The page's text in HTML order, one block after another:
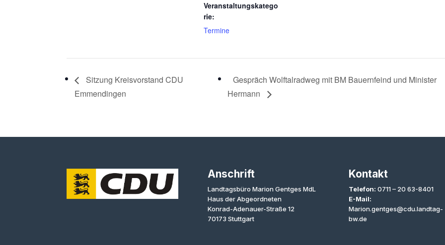
Veranstaltungskatego
rie:
Termine
Sitzung Kreisvorstand CDU
Emmendingen
Gespräch Wolftalradweg mit BM Bauernfeind und Minister
Hermann
Anschrift
Landtagsbüro Marion Gentges MdL
Haus der Abgeordneten
Konrad-Adenauer-Straße 12
70173 Stuttgart
Kontakt
Telefon: 0711 – 20 63-8401
E-Mail:
Marion.gentges@cdu.landtag-
bw.de